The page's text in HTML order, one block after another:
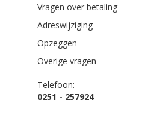
Vragen over betaling
Adreswijziging
Opzeggen
Overige vragen
Telefoon:
0251 - 257924